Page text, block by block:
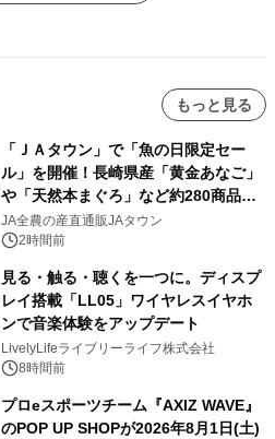
もっと見る
「ＪＡタウン」で「魚の日限定セー
ル」を開催！長崎県産「黄金あなご」
や「天然本まぐろ」など約280商品を
販売！～毎月１０日の定例企画～
JA全農の産直通販JAタウン
2時間前
見る・触る・聴くを一つに。ディスプ
レイ搭載「LL05」ワイヤレスイヤホ
ンで音楽体験をアップデート
LivelyLifeライブリーライフ株式会社
8時間前
プロeスポーツチーム『AXIZ WAVE』
のPOP UP SHOPが2026年8月1日(土)